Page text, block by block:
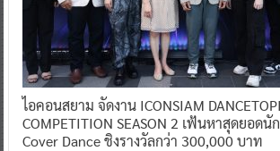
ไอคอนสยาม จัดงาน ICONSIAM
COMPETITION SEASON 2 เฟ้นหาสุดยอดนั
Cover Dance ชิงรางวัลกว่า 300,000 บาท